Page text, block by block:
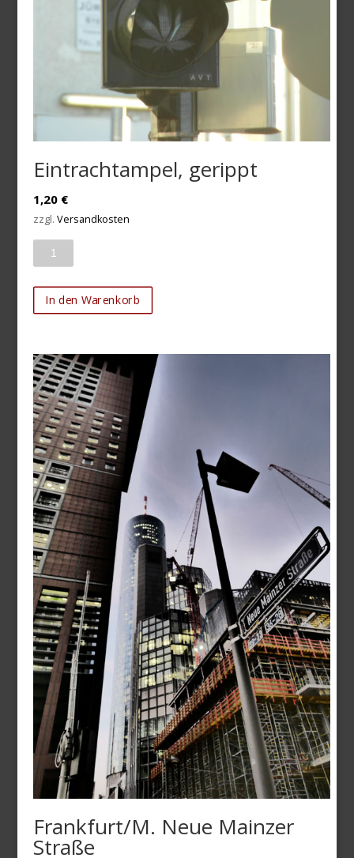
Eintrachtampel, gerippt
1,20 €
zzgl.Versandkosten
In den Warenkorb
Frankfurt/M. Neue Mainzer
Straße